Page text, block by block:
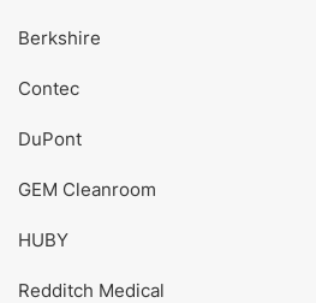
Berkshire
Contec
DuPont
GEM Cleanroom
HUBY
Redditch Medical